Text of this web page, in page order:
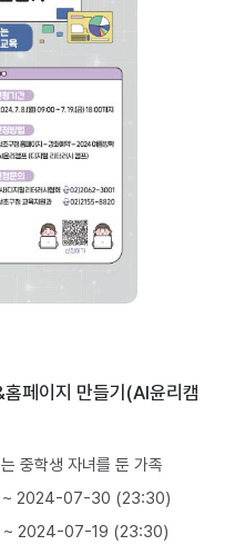
페이지 만들기(AI윤리캠
중학생 자녀를 둔 가족
2024-07-30 (23:30)
2024-07-19 (23:30)